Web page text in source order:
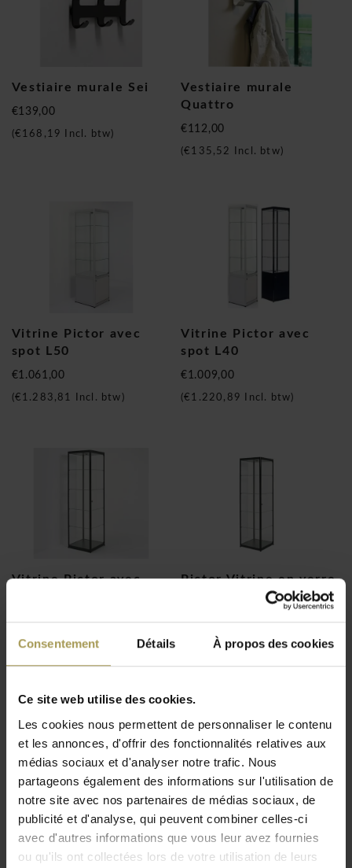
Consentement Détails À propos des cookies
Ce site web utilise des cookies.
Les cookies nous permettent de personnaliser le contenu
et les annonces, d'offrir des fonctionnalités relatives aux
médias sociaux et d'analyser notre trafic. Nous
partageons également des informations sur l'utilisation de
notre site avec nos partenaires de médias sociaux, de
publicité et d'analyse, qui peuvent combiner celles-ci
avec d'autres informations que vous leur avez fournies
ou qu'ils ont collectées lors de votre utilisation de leurs
Vestiaire murale Sei
€139,00
€168,19 Incl. btw)
Vestiaire murale
Quattro
€112,00
(€135,52 Incl. btw)
Vitrine Pictor avec
spot L50
€1.061,00
(€1.283,81 Incl. btw)
Vitrine Pictor avec
spot L40
€1.009,00
(€1.220,89 Incl. btw)
Vitrine Pictor avec
€823,00
€995,83Incl. btw)
Pictor Vitrine en verre
€749,00
€906,29Incl. btw)
Functionals
Functionals – Des solutions design
haut de gamme pour espaces
d’accueil et de présentation